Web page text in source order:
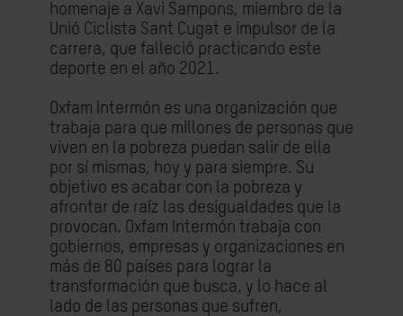
homenaje a Xavi Sampons, miembro de la
Unió Ciclista Sant Cugat e impulsor de la
carrera, que falleció practicando este
deporte en el año 2021.
Oxfam Intermón es una organización que
trabaja para que millones de personas que
viven en la pobreza puedan salir de ella
por sí mismas, hoy y para siempre. Su
objetivo es acabar con la pobreza y
afrontar de raíz las desigualdades que la
provocan. Oxfam Intermón trabaja con
gobiernos, empresas y organizaciones en
más de 80 países para lograr la
transformación que busca, y lo hace al
lado de las personas que sufren,